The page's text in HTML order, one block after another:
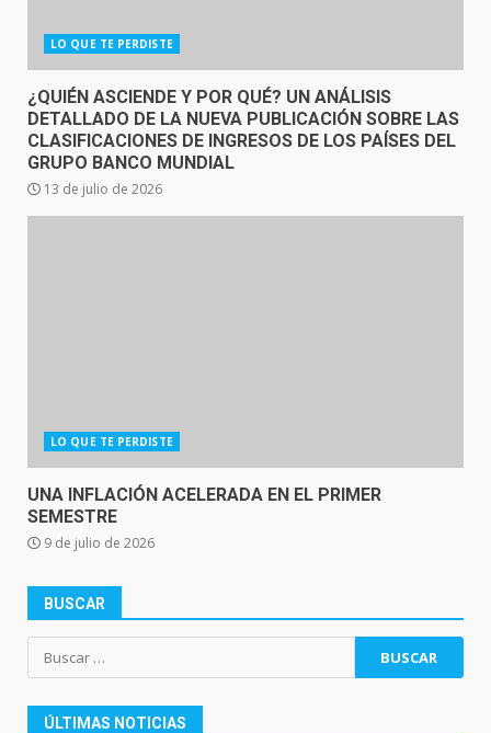
LO QUE TE PERDISTE
¿QUIÉN ASCIENDE Y POR QUÉ? UN ANÁLISIS
DETALLADO DE LA NUEVA PUBLICACIÓN SOBRE LAS
CLASIFICACIONES DE INGRESOS DE LOS PAÍSES DEL
GRUPO BANCO MUNDIAL
13 de julio de 2026
LO QUE TE PERDISTE
UNA INFLACIÓN ACELERADA EN EL PRIMER
SEMESTRE
9 de julio de 2026
BUSCAR
Buscar:
ÚLTIMAS NOTICIAS